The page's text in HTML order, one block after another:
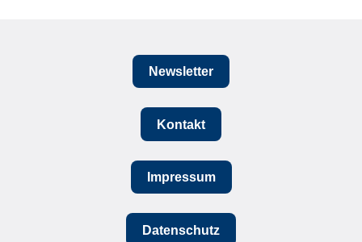
Newsletter
Kontakt
Impressum
Datenschutz